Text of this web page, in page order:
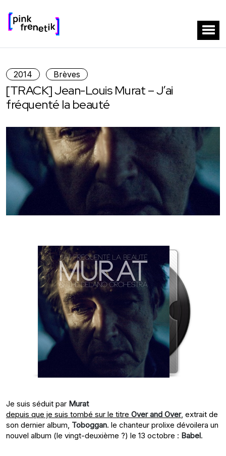
2014 Brèves
[TRACK] Jean-Louis Murat – J’ai
fréquenté la beauté
Je suis séduit par Murat
depuis que je suis tombé sur le titre Over and Over, extrait de
son dernier album, Toboggan. le chanteur prolixe dévoilera un
nouvel album (le vingt-deuxième ?) le 13 octobre : Babel.